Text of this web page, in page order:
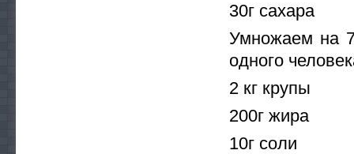
30г сахара
Умножаем на
одного
2 кг крупы
200г жира
10г соли